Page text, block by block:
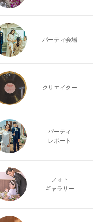
パーティ会場
クリエイター
パーティ
レポート
フォト
ギャラリー